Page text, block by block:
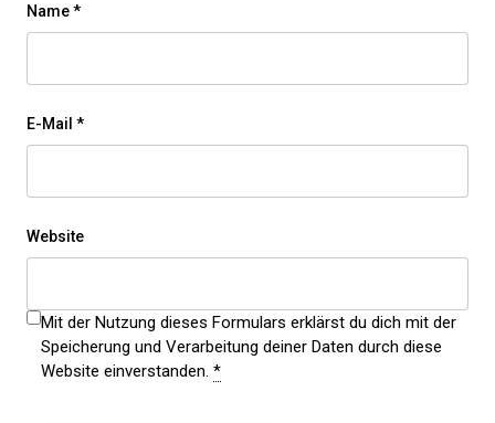
Name*
E-Mail *
Website
Mit der Nutzung dieses Formulars erklärst du dich mit der
Speicherung und Verarbeitung deiner Daten durch diese
Website einverstanden. *